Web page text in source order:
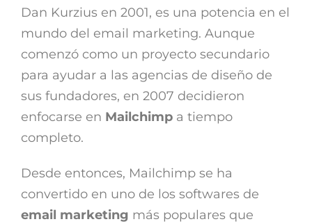
Dan Kurzius en 2001, es una potencia en el
mundo del email marketing. Aunque
comenzó como un proyecto secundario
para ayudar a las agencias de diseño de
sus fundadores, en 2007 decidieron
enfocarse en Mailchimp a tiempo
completo.
Desde entonces, Mailchimp se ha
convertido en uno de los softwares de
email marketing más populares que